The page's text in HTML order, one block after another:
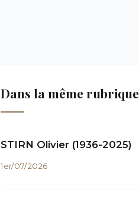
Dans la même rubrique
STIRN Olivier (1936-2025)
1er/07/2026